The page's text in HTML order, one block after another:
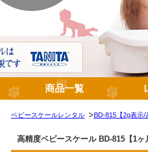
商品一覧
ベビースケールレンタル BD-815【2g表示/
高精度ベビースケール BD-815【1ヶ